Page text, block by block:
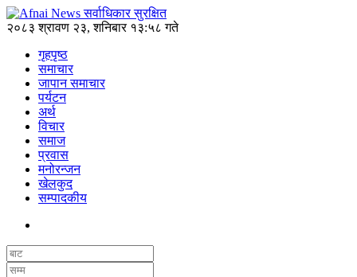
२०८३ श्रावण २३, शनिबार १३:५८ गते
गृहपृष्ठ
समाचार
जापान समाचार
पर्यटन
अर्थ
विचार
समाज
प्रवास
मनोरन्जन
खेलकुद
सम्पादकीय